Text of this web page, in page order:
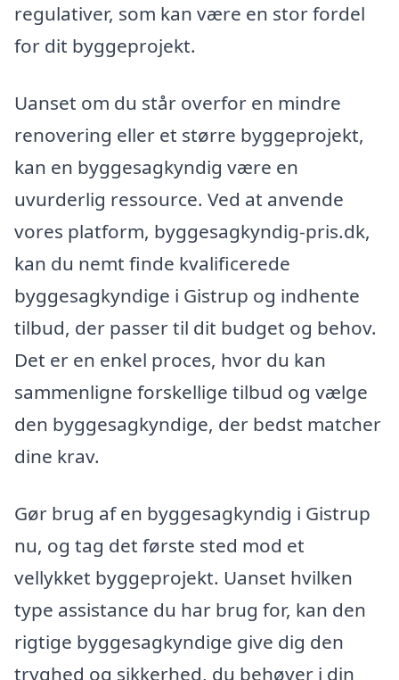
regulativer, som kan være en stor fordel
for dit byggeprojekt.
Uanset om du står overfor en mindre
renovering eller et større byggeprojekt,
kan en byggesagkyndig være en
uvurderlig ressource. Ved at anvende
vores platform, byggesagkyndig-pris.dk,
kan du nemt finde kvalificerede
byggesagkyndige i Gistrup og indhente
tilbud, der passer til dit budget og behov.
Det er en enkel proces, hvor du kan
sammenligne forskellige tilbud og vælge
den byggesagkyndige, der bedst matcher
dine krav.
Gør brug af en byggesagkyndig i Gistrup
nu, og tag det første sted mod et
vellykket byggeprojekt. Uanset hvilken
type assistance du har brug for, kan den
rigtige byggesagkyndige give dig den
tryghed og sikkerhed, du behøver i din